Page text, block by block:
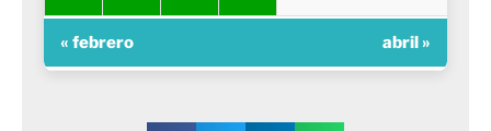
« febrero abril »